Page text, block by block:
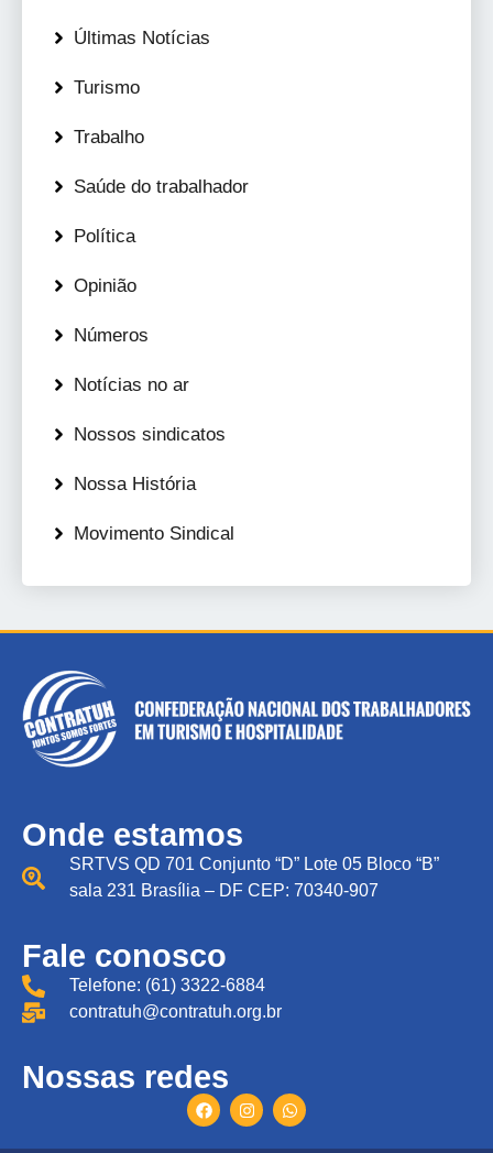
Últimas Notícias
Turismo
Trabalho
Saúde do trabalhador
Política
Opinião
Números
Notícias no ar
Nossos sindicatos
Nossa História
Movimento Sindical
Onde estamos
SRTVS QD 701 Conjunto “D” Lote 05 Bloco “B”
sala 231 Brasília – DF CEP: 70340-907
Fale conosco
Telefone: (61) 3322-6884
contratuh@contratuh.org.br
Nossas redes